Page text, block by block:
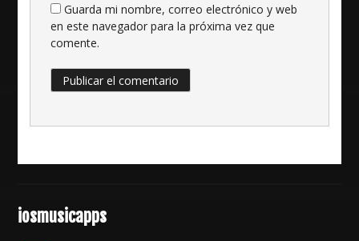
Guarda mi nombre, correo electrónico y web
en este navegador para la próxima vez que
comente.
iosmusicapps